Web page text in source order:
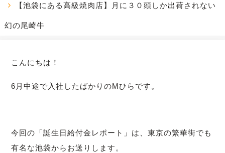
【池袋にある高級焼肉店】月に３０頭しか出荷されない
幻の尾崎牛
こんにちは！
6月中途で入社したばかりのMひらです。
今回の「誕生日給付金レポート」は、東京の繁華街でも
有名な池袋からお送りします。